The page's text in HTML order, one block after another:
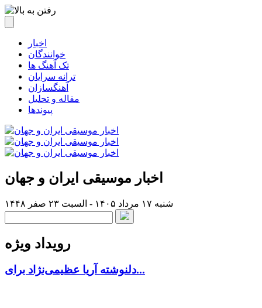
اخبار
خوانندگان
تک آهنگ ها
ترانه سرایان
آهنگسازان
مقاله و تحلیل
پیوندها
اخبار موسیقی ایران و جهان
شنبه ۱۷ مرداد ۱۴۰۵ - السبت ۲۳ صفر ۱۴۴۸
رویداد ویژه
دلنوشته آریا عظیمی‌نژاد برای...